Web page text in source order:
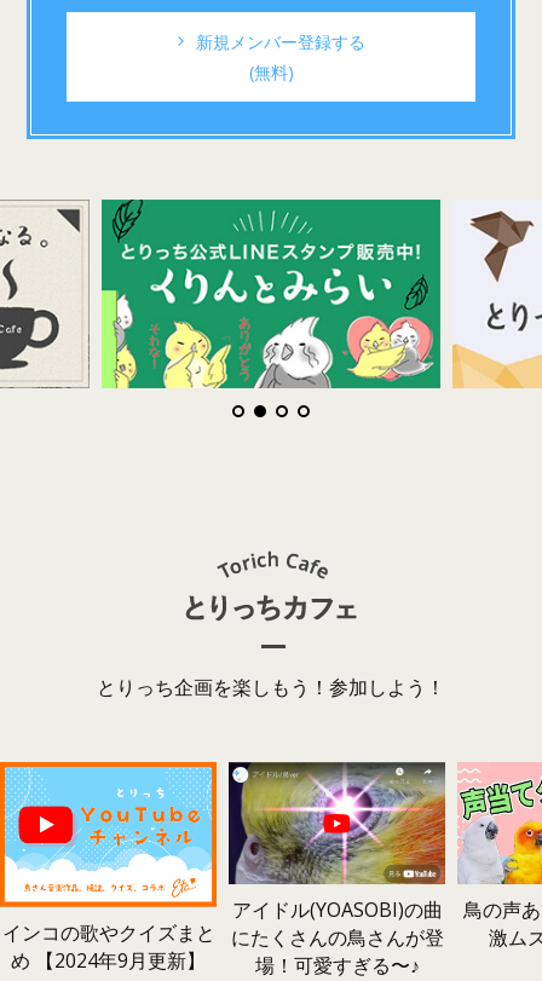
新規メンバー登録する
(無料)
とりっち企画を楽しもう！参加しよう！
インコの歌やクイズまと
め 【2024年9月更新】
アイドル(YOASOBI)の曲
にたくさんの鳥さんが登
場！可愛すぎる〜♪
鳥の声
激ム